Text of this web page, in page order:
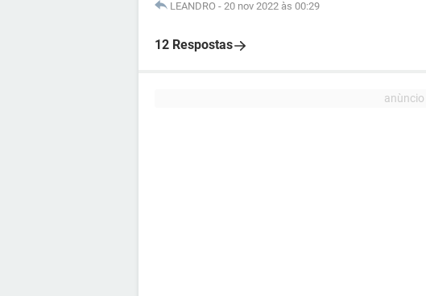
LEANDRO - 20 nov 2022 às 00:29
12 Respostas